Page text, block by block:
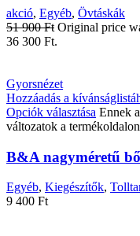
akció, Egyéb, Övtáskák
51 900Ft Original price
36 300 Ft.
Gyorsnézet
Hozzáadás a
Opciók választása Ennek
változatok a
B&A nagyméretű
Egyéb, Kiegészítők,
9 400 Ft